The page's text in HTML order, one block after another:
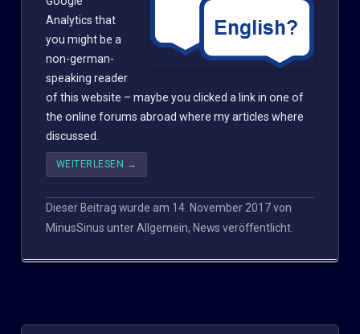
Analytics that
you might be a
non-german-
speaking reader
of this website – maybe you clicked a link in one of
the online forums abroad where my articles where
discussed.
WEITERLESEN →
Dieser Beitrag wurde am 14. November 2017von
MinusSinus unterAllgemein, News veröffentlicht.